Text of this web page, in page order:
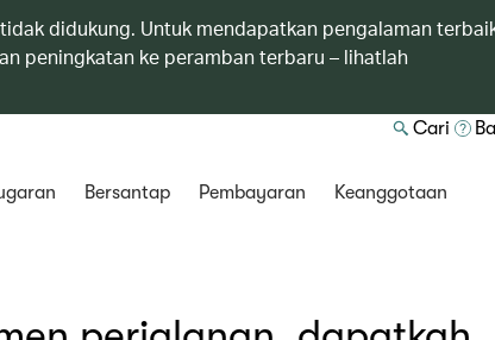
didukung. Untuk mendapatkan pengalaman
peningkatan ke peramban terbaru – lihatlah
Cari
Bersantap Pembayaran Keanggotaan